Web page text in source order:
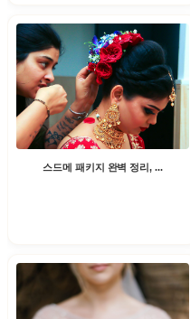
스드메 패키지 완벽 정리, ...